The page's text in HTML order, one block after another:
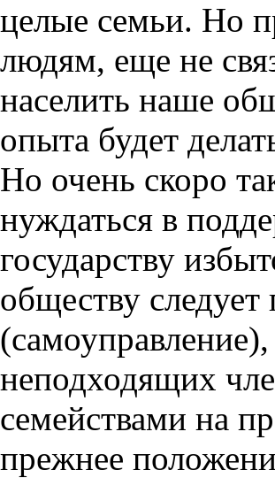
целые семьи. Но
людям, еще не
населить наше
опыта будет
Но очень скоро
нуждаться в
государству
обществу
неподходящих
семействами на
прежнее